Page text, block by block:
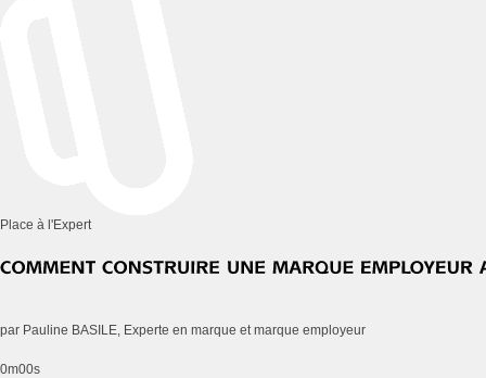
Place à l'Expert
par Pauline BASILE, Experte en marque et marque employeur
0m00s